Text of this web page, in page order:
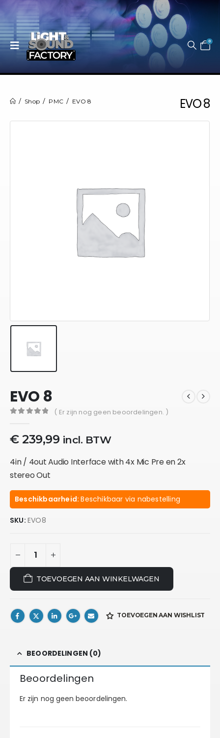
0
EVO 8
Shop PMC EVO 8
EVO 8
( Er zijn nog geen beoordelingen. )
€239,99 incl. BTW
4in / 4out Audio Interface with 4x Mic Pre en 2x
stereo Out
Beschikbaarheid:Beschikbaar via nabestelling
SKU: EVO8
TOEVOEGEN AAN WINKELWAGEN
TOEVOEGEN AAN WISHLIST
BEOORDELINGEN (0)
Beoordelingen
Er zijn nog geen beoordelingen.